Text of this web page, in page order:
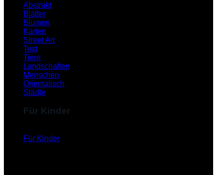
Abstrakt
Blätter
Blumen
Karten
Street Art
Text
Tiere
Landschaften
Menschen
Orientalisch
Städte
Für Kinder
Für Kinder